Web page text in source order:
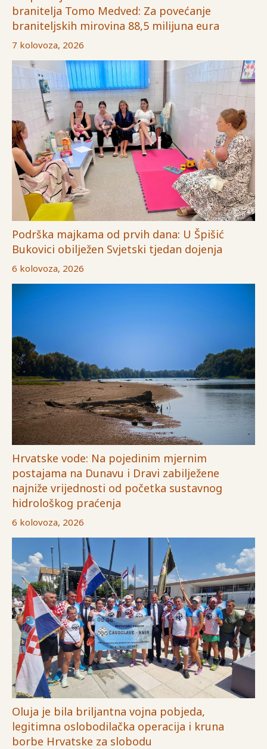
branitelja Tomo Medved: Za povećanje
braniteljskih mirovina 88,5 milijuna eura
7 kolovoza, 2026
Podrška majkama od prvih dana: U Špišić
Bukovici obilježen Svjetski tjedan dojenja
6 kolovoza, 2026
Hrvatske vode: Na pojedinim mjernim
postajama na Dunavu i Dravi zabilježene
najniže vrijednosti od početka sustavnog
hidrološkog praćenja
6 kolovoza, 2026
Oluja je bila briljantna vojna pobjeda,
legitimna oslobodilačka operacija i kruna
borbe Hrvatske za slobodu